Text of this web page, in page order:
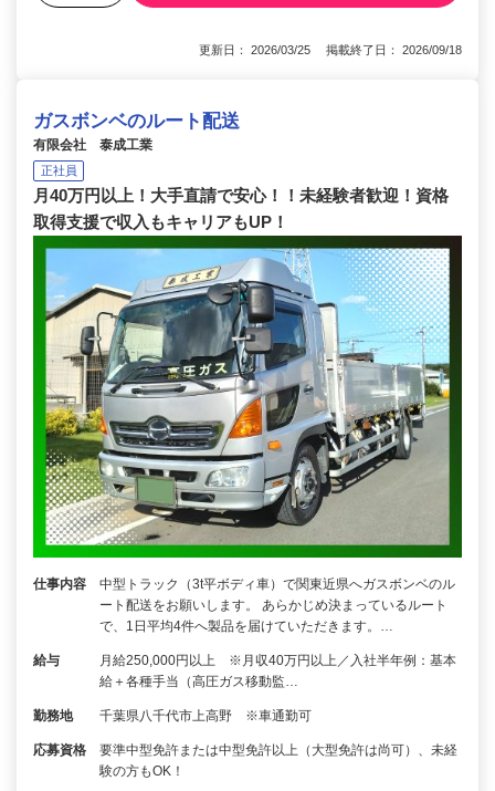
更新日： 2026/03/25 掲載終了日： 2026/09/18
ガスボンベのルート配送
有限会社 泰成工業
正社員
月40万円以上！大手直請で安心！！未経験者歓迎！資格
取得支援で収入もキャリアもUP！
仕事内容
中型トラック（3t平ボディ車）で関東近県へガスボンベのル
ート配送をお願いします。 あらかじめ決まっているルート
で、1日平均4件へ製品を届けていただきます。…
給与
月給250,000円以上 ※月収40万円以上／入社半年例：基本
給＋各種手当（高圧ガス移動監…
勤務地 千葉県八千代市上高野 ※車通勤可
応募資格
要準中型免許または中型免許以上（大型免許は尚可）、未経
験の方もOK！